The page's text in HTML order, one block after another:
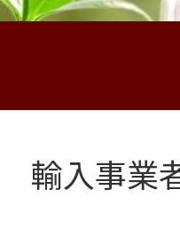
入事業